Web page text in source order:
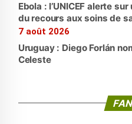
Ebola : l’UNICEF alerte
du recours aux soins de
7 août 2026
Uruguay : Diego Forlán
Celeste